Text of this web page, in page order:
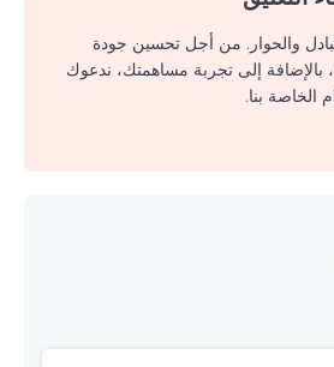
والحوار. من أجل تحسين جودة
بالإضافة إلى تجربة مساهمتك، ندعوك
الخاصة بنا.